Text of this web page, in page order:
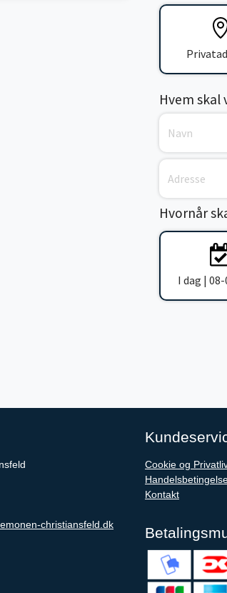
Hvem skal
Hvornår
I dag |
christiansfeld.dk
Cookie og
Kontakt